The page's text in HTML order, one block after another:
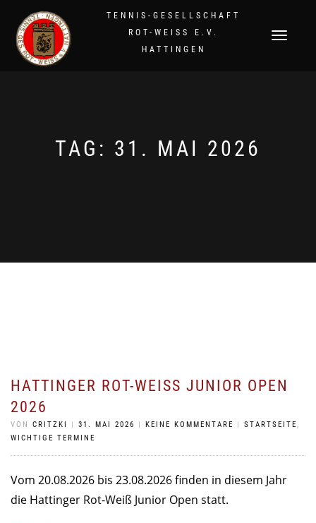
TENNIS-GESELLSCHAFT
ROT-WEISS E.V.
HATTINGEN
NAVIGATION
TAG: 31. MAI 2026
HATTINGER ROT-WEISS JUNIOR OPEN 2
026
VON CRITZKI | 31. MAI 2026 | KEINE KOMMENTARE | STARTSEITE,
WICHTIGE TERMINE
Vom 20.08.2026 bis 23.08.2026 finden in diesem Jahr
die Hattinger Rot-Weiß Junior Open statt.